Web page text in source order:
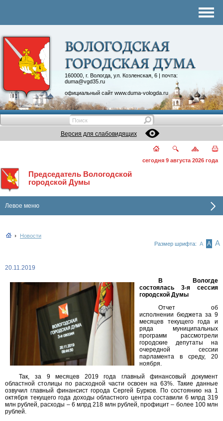
160000, г. Вологда, ул. Козленская, 6 | почта:
duma@vgd35.ru
официальный сайт www.duma-vologda.ru
Контакты
Депутатские объединения
Версия для слабовидящих
сегодня 9 августа 2026 года
Председатель Вологодской
городской Думы
Левое меню
Новости
Размер шрифта: А А А
20.11.2019
В Вологде
состоялась 3-я сессия
городской Думы
Отчет об
исполнении бюджета за 9
месяцев текущего года и
ряда муниципальных
программ рассмотрели
городские депутаты на
очередной сессии
парламента в среду, 20
ноября.
Так, за 9 месяцев 2019 года главный финансовый документ
областной столицы по расходной части освоен на 63%. Такие данные
озвучил главный финансист города Сергей Бурков. По состоянию на 1
октября текущего года доходы областного центра составили 6 млрд 319
млн рублей, расходы – 6 млрд 218 млн рублей, профицит – более 100 млн
рублей.